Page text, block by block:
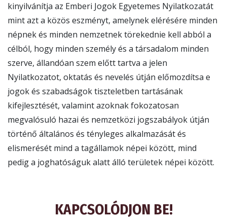
kinyilvánítja az Emberi Jogok Egyetemes Nyilatkozatát
mint azt a közös eszményt, amelynek elérésére minden
népnek és minden nemzetnek törekednie kell abból a
célból, hogy minden személy és a társadalom minden
szerve, állandóan szem előtt tartva a jelen
Nyilatkozatot, oktatás és nevelés útján előmozdítsa e
jogok és szabadságok tiszteletben tartásának
kifejlesztését, valamint azoknak fokozatosan
megvalósuló hazai és nemzetközi jogszabályok útján
történő általános és tényleges alkalmazását és
elismerését mind a tagállamok népei között, mind
pedig a joghatóságuk alatt álló területek népei között.
KAPCSOLÓDJON BE!